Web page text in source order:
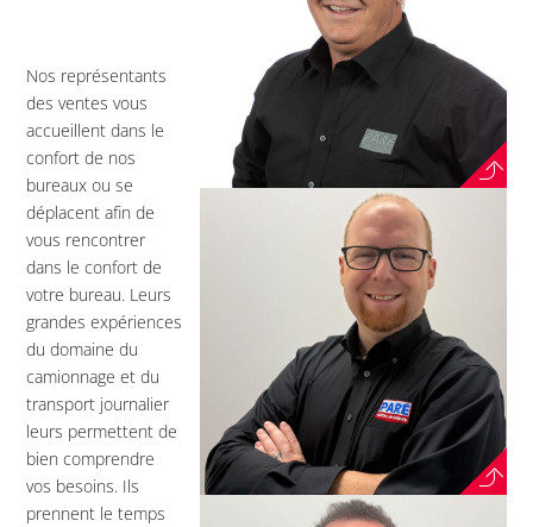
Nos représentants
des ventes vous
accueillent dans le
confort de nos
bureaux ou se
déplacent afin de
vous rencontrer
dans le confort de
votre bureau. Leurs
grandes expériences
du domaine du
camionnage et du
transport journalier
leurs permettent de
bien comprendre
vos besoins. Ils
prennent le temps